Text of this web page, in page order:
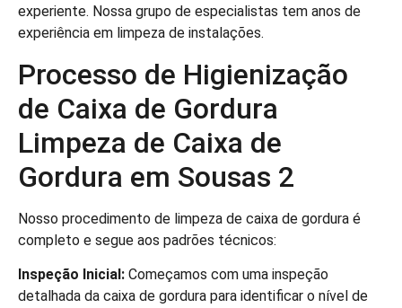
experiente. Nossa grupo de especialistas tem anos de
experiência em limpeza de instalações.
Processo de Higienização
de Caixa de Gordura
Limpeza de Caixa de
Gordura em Sousas 2
Nosso procedimento de limpeza de caixa de gordura é
completo e segue aos padrões técnicos:
Inspeção Inicial: Começamos com uma inspeção
detalhada da caixa de gordura para identificar o nível de